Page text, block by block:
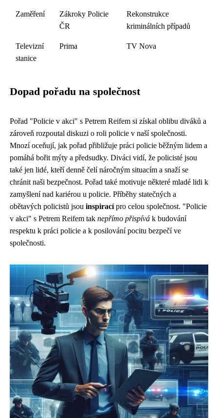
Zaměření
Zákroky Policie
ČR
Rekonstrukce
kriminálních případů
Televizní
stanice
Prima TV Nova
Dopad pořadu na společnost
Pořad "Policie v akci" s Petrem Reifem si získal oblibu diváků a
zároveň rozpoutal diskuzi o roli policie v naší společnosti.
Mnozí oceňují, jak pořad přibližuje práci policie běžným lidem a
pomáhá bořit mýty a předsudky. Diváci vidí, že policisté jsou
také jen lidé, kteří denně čelí náročným situacím a snaží se
chránit naši bezpečnost. Pořad také motivuje některé mladé lidi k
zamyšlení nad kariérou u policie. Příběhy statečných a
obětavých policistů jsou inspiracípro celou společnost. "Policie
v akci" s Petrem Reifem tak nepřímo přispívá k budování
respektu k práci policie a k posilování pocitu bezpečí ve
společnosti.